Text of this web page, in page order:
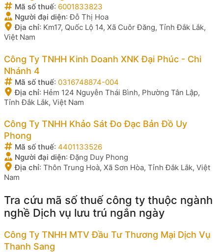
Mã số thuế: 6001833823
Người đại diện:Đỗ Thị Hoa
Địa chỉ: Km17, Quốc Lộ 14, Xã Cuôr Đăng, Tỉnh Đắk Lắk,
Việt Nam
Công Ty TNHH Kinh Doanh XNK Đại Phúc - Chi
Nhánh 4
Mã số thuế: 0316748874-004
Địa chỉ: Hẻm 124 Nguyễn Thái Bình, Phường Tân Lập,
Tỉnh Đắk Lắk, Việt Nam
Công Ty TNHH Khảo Sát Đo Đạc Bản Đồ Uy
Phong
Mã số thuế: 4401133526
Người đại diện:Đặng Duy Phong
Địa chỉ: Thôn Trung Hoà, Xã Sơn Hòa, Tỉnh Đắk Lắk, Việt
Nam
Tra cứu mã số thuế công ty thuộc ngành
nghề Dịch vụ lưu trú ngắn ngày
Công Ty TNHH MTV Đầu Tư Thương Mại Dịch Vụ
Thanh Sang